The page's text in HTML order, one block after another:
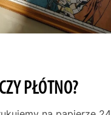
PŁÓTNO?